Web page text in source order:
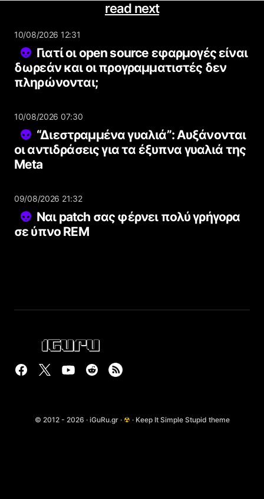
read next
10/08/2026 12:31
Γιατί οι open source εφαρμογές είναι
δωρεάν και οι προγραμματιστές δεν
πληρώνονται;
10/08/2026 07:30
“Διεστραμμένα γυαλιά”: Αυξάνονται
οι αντιδράσεις για τα έξυπνα γυαλιά της
Meta
09/08/2026 21:32
Ναι patch σας φέρνει πολύ γρήγορα
σε ύπνο REM
© 2012 - 2026 · iGuRu.gr · ☢ · Keep It Simple Stupid theme